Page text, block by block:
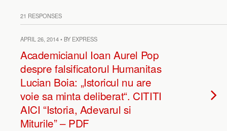
21 RESPONSES
APRIL 26, 2014 • BY EXPRESS
Academicianul Ioan Aurel Pop
despre falsificatorul Humanitas
Lucian Boia: „Istoricul nu are
voie sa minta deliberat“. CITITI
AICI “Istoria, Adevarul si
Miturile” – PDF